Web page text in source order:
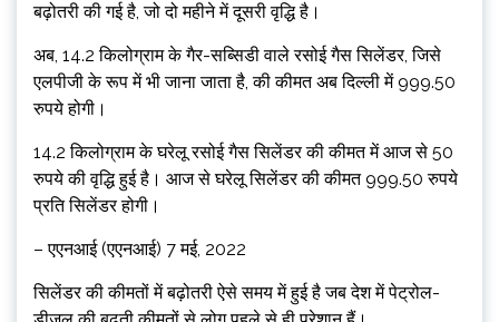
बढ़ोतरी की गई है, जो दो महीने में दूसरी वृद्धि है।
अब, 14.2 किलोग्राम के गैर-सब्सिडी वाले रसोई गैस सिलेंडर, जिसे
एलपीजी के रूप में भी जाना जाता है, की कीमत अब दिल्ली में 999.50
रुपये होगी।
14.2 किलोग्राम के घरेलू रसोई गैस सिलेंडर की कीमत में आज से 50
रुपये की वृद्धि हुई है। आज से घरेलू सिलेंडर की कीमत 999.50 रुपये
प्रति सिलेंडर होगी।
– एएनआई (एएनआई) 7 मई, 2022
सिलेंडर की कीमतों में बढ़ोतरी ऐसे समय में हुई है जब देश में पेट्रोल-